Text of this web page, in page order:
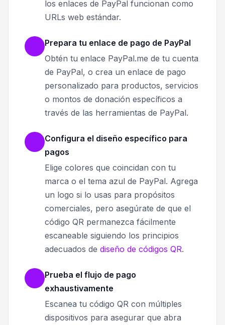
los enlaces de PayPal funcionan como
URLs web estándar.
Prepara tu enlace de pago de PayPal
Obtén tu enlace PayPal.me de tu cuenta
de PayPal, o crea un enlace de pago
personalizado para productos, servicios
o montos de donación específicos a
través de las herramientas de PayPal.
Configura el diseño específico para
pagos
Elige colores que coincidan con tu
marca o el tema azul de PayPal. Agrega
un logo si lo usas para propósitos
comerciales, pero asegúrate de que el
código QR permanezca fácilmente
escaneable siguiendo los principios
adecuados de diseño de códigos QR.
Prueba el flujo de pago
exhaustivamente
Escanea tu código QR con múltiples
dispositivos para asegurar que abra